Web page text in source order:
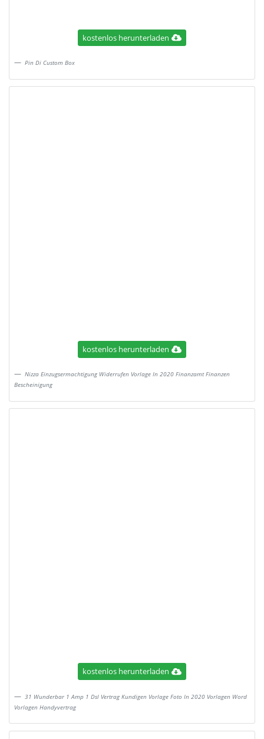
kostenlos herunterladen
Pin Di Custom Box
kostenlos herunterladen
Nizza Einzugsermachtigung Widerrufen Vorlage In 2020 Finanzamt Finanzen
Bescheinigung
kostenlos herunterladen
31 Wunderbar 1 Amp 1 Dsl Vertrag Kundigen Vorlage Foto In 2020 Vorlagen Word
Vorlagen Handyvertrag